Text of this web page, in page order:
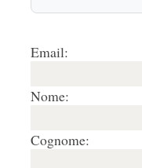
Email:
Nome:
Cognome: